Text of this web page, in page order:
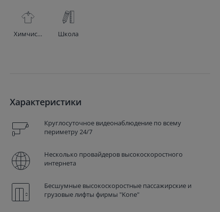
Химчистка Школа
Характеристики
Круглосуточное видеонаблюдение по всему
периметру 24/7
Несколько провайдеров высокоскоростного
интернета
Бесшумные высокоскоростные пассажирские и
грузовые лифты фирмы "Kone"